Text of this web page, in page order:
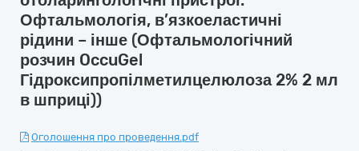
Офтальмологія, в’язкоеластичні
рідини – інше (Офтальмологічний
розчин OccuGel
Гідроксипропілметилцелюлоза 2% 2 мл
в шприці))
Оголошення про проведення.pdf